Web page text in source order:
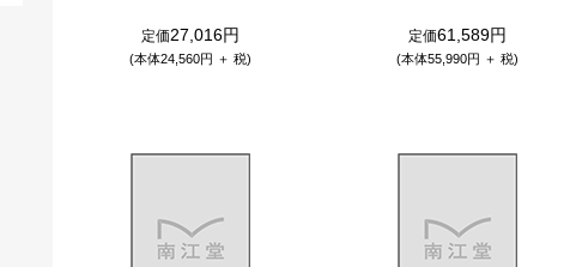
定価27,016円
(本体24,560円 ＋ 税)
定価61,589円
(本体55,990円 ＋ 税)